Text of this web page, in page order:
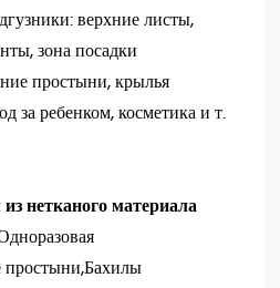
верхние листы,
зона посадки
простыни, крылья
за ребенком, косметика и т.
нетканого материала
простыни,Бахилы